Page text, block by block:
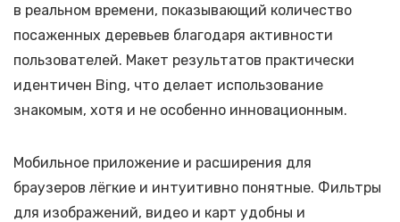
в реальном времени, показывающий количество
посаженных деревьев благодаря активности
пользователей. Макет результатов практически
идентичен Bing, что делает использование
знакомым, хотя и не особенно инновационным.
Мобильное приложение и расширения для
браузеров лёгкие и интуитивно понятные. Фильтры
для изображений, видео и карт удобны и